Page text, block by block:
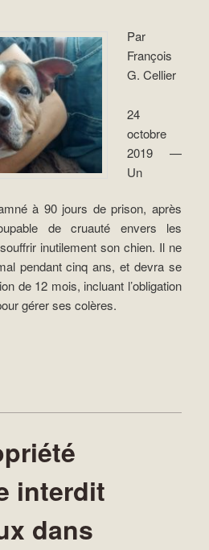
Par
François
G. Cellier
24
octobre
2019 —
Un
à 90 jours de prison, après
de cruauté envers les
inutilement son chien. Il ne
pendant cinq ans, et devra se
de 12 mois, incluant l’obligation
gérer ses colères.
interdit
dans